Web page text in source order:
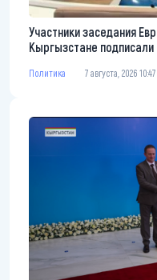
Участники заседания
Кыргызстане
Политика 7 августа, 2026 10:47